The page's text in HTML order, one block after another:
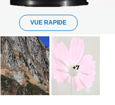
VUE RAPIDE
+7